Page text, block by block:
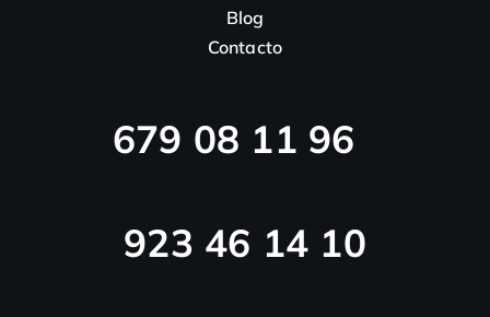
Blog
Contacto
679 08 11 96
923 46 14 10